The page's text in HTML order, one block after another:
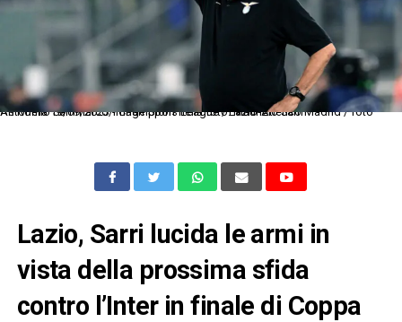
As Roma 19/09/2023 - Champions League / Lazio-Atletico Madrid / foto Antonello Sammarco/Image Sport nella foto: Maurizio Sarri
Lazio, Sarri lucida le armi in
vista della prossima sfida
contro l’Inter in finale di Coppa